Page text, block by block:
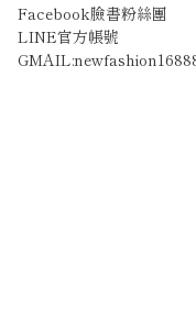
Facebook臉書粉絲團
LINE官方帳號